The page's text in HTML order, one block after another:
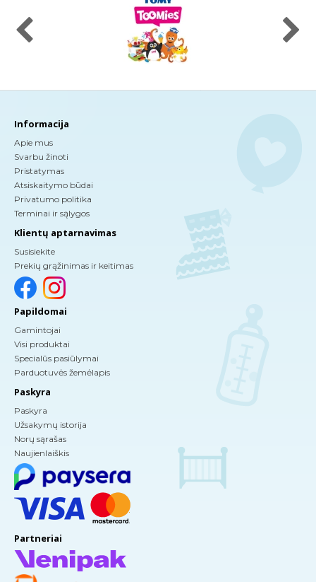
Informacija
Apie mus
Svarbu žinoti
Pristatymas
Atsiskaitymo būdai
Privatumo politika
Terminai ir sąlygos
Klientų aptarnavimas
Susisiekite
Prekių grąžinimas ir keitimas
Papildomai
Gamintojai
Visi produktai
Specialūs pasiūlymai
Parduotuvės žemėlapis
Paskyra
Paskyra
Užsakymų istorija
Norų sąrašas
Naujienlaiškis
Partneriai